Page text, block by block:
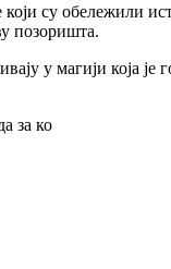
су обележили
позоришта.
у магији која
за ко